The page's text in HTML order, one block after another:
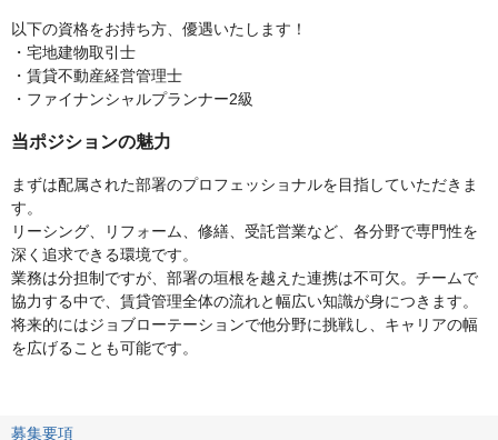
以下の資格をお持ち方、優遇いたします！
・宅地建物取引士
・賃貸不動産経営管理士
・ファイナンシャルプランナー2級
当ポジションの魅力
まずは配属された部署のプロフェッショナルを目指していただきま
す。
リーシング、リフォーム、修繕、受託営業など、各分野で専門性を
深く追求できる環境です。
業務は分担制ですが、部署の垣根を越えた連携は不可欠。チームで
協力する中で、賃貸管理全体の流れと幅広い知識が身につきます。
将来的にはジョブローテーションで他分野に挑戦し、キャリアの幅
を広げることも可能です。
募集要項